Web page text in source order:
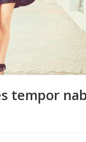
tempor